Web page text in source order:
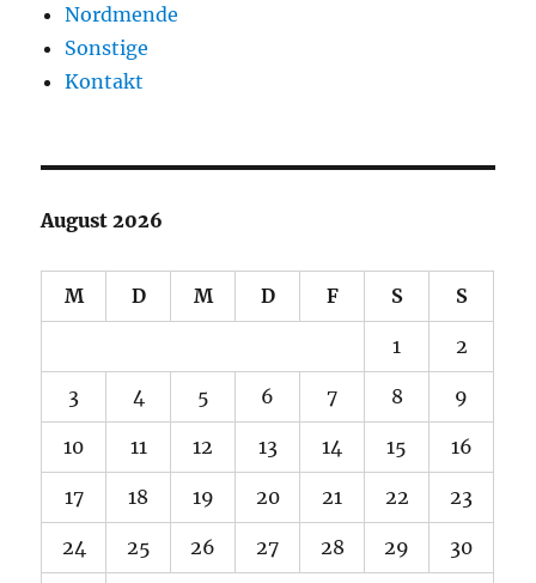
Nordmende
Sonstige
Kontakt
August 2026
M D M D F S S
1 2
3 4 5 6 7 8 9
10 11 12 13 14 15 16
17 18 19 20 21 22 23
24 25 26 27 28 29 30